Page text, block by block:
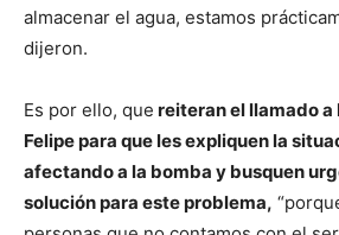
almacenar el agua, estamos
dijeron.
Es por ello, que reiteran el llamado a
Felipe para que les expliquen la
afectando a la bomba y busquen
solución para este problema,